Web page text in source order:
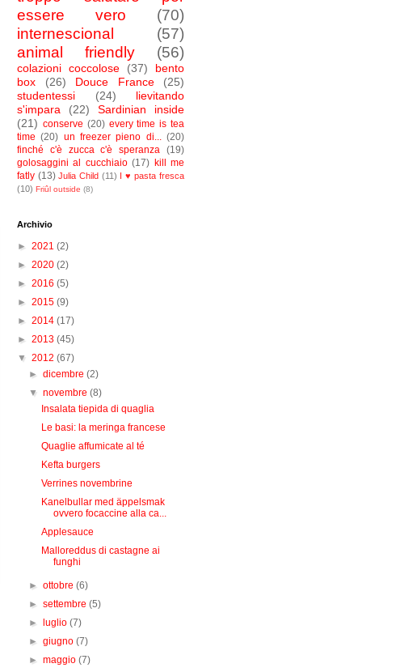
essere vero
(70)
internescional
(57)
animal friendly
(56)
colazioni coccolose (37)
bento
box
(26) Douce France
(25)
studentessi
(24)
lievitando
s'impara
(22)
Sardinian inside
(21) conserve (20) every time is tea
time (20) un freezer pieno di... (20)
finché c'è zucca c'è speranza (19)
golosaggini al cucchiaio (17) kill me
fatly (13) Julia Child (11)
I ♥ pasta fresca
(10) Friûl outside (8)
Archivio
► 2021 (2)
► 2020 (2)
► 2016 (5)
► 2015 (9)
► 2014 (17)
► 2013 (45)
▼ 2012 (67)
►dicembre(2)
▼novembre(8)
Insalata tiepida di quaglia
Le basi: la meringa francese
Quaglie affumicate al té
Kefta burgers
Verrines novembrine
Kanelbullar med äppelsmak
ovvero focaccine alla ca...
Applesauce
Malloreddus di castagne ai
funghi
►ottobre(6)
►settembre(5)
►
luglio(7)
►giugno(7)
►maggio(7)